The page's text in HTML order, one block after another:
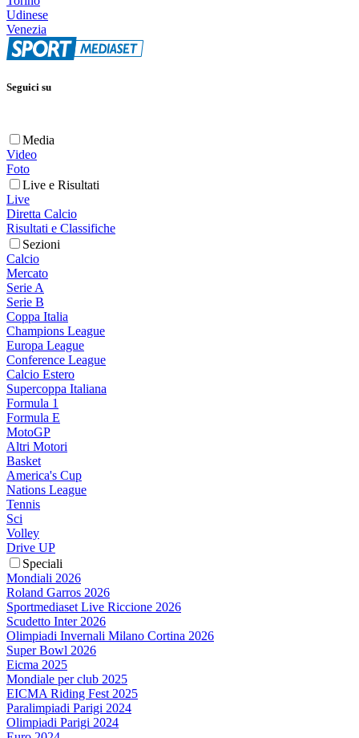
Udinese
Venezia
Seguici su
Media
Video
Foto
Live e Risultati
Live
Diretta Calcio
Risultati e Classifiche
Sezioni
Calcio
Mercato
Serie A
Serie B
Coppa Italia
Champions League
Europa League
Conference League
Calcio Estero
Supercoppa Italiana
Formula 1
Formula E
MotoGP
Altri Motori
Basket
America's Cup
Nations League
Tennis
Sci
Volley
Drive UP
Speciali
Mondiali 2026
Roland Garros 2026
Sportmediaset Live Riccione 2026
Scudetto Inter 2026
Olimpiadi Invernali Milano Cortina 2026
Super Bowl 2026
Eicma 2025
Mondiale per club 2025
EICMA Riding Fest 2025
Paralimpiadi Parigi 2024
Olimpiadi Parigi 2024